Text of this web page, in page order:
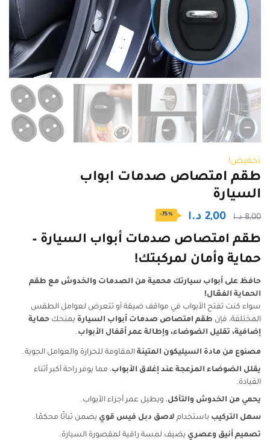
تخفيض!
طقم امتصاص صدمات ابواب
السيارة
8,00 د.ا
السعر
الأصلي
هو:
8,00 د.ا.
2,00 د.ا السعر
الحالي
هو:
2,00 د.ا.
-75%
طقم امتصاص صدمات أبواب السيارة –
حماية وأمان لمركبتك!
حافظ على أبواب سيارتك محمية من الصدمات والخدوش مع طقم
الحماية الفعّال!
سواء كنت تفتح الأبواب في مواقف ضيقة أو تتعرض لعوامل الطقس
المختلفة، فإن طقم امتصاص صدمات أبواب السيارة يمنحك حماية
إضافية، تقليل الضوضاء، وإطالة عمر أقفال الأبواب.
مصنوع من مادة السيليكون المتينة المقاومة للحرارة والعوامل الجوية.
يقلل الضوضاء المزعجة عند إغلاق الأبواب، مما يوفر راحة أكبر أثناء
القيادة.
يحمي من الخدوش والتآكل، ويطيل عمر أجزاء الأبواب.
سهل التركيب باستخدام لاصق دبل فيس قوي يضمن ثباتًا محكمًا.
تصميم أنيق وعصري يضيف لمسة راقية لمقصورة السيارة.